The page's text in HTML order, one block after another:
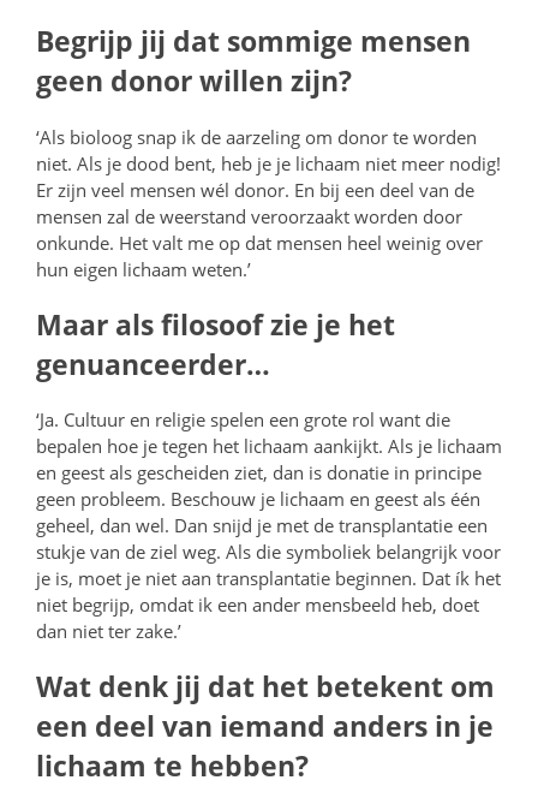
Begrijp jij dat sommige mensen
geen donor willen zijn?
‘Als bioloog snap ik de aarzeling om donor te worden
niet. Als je dood bent, heb je je lichaam niet meer nodig!
Er zijn veel mensen wél donor. En bij een deel van de
mensen zal de weerstand veroorzaakt worden door
onkunde. Het valt me op dat mensen heel weinig over
hun eigen lichaam weten.’
Maar als filosoof zie je het
genuanceerder…
‘Ja. Cultuur en religie spelen een grote rol want die
bepalen hoe je tegen het lichaam aankijkt. Als je lichaam
en geest als gescheiden ziet, dan is donatie in principe
geen probleem. Beschouw je lichaam en geest als één
geheel, dan wel. Dan snijd je met de transplantatie een
stukje van de ziel weg. Als die symboliek belangrijk voor
je is, moet je niet aan transplantatie beginnen. Dat ík het
niet begrijp, omdat ik een ander mensbeeld heb, doet
dan niet ter zake.’
Wat denk jij dat het betekent om
een deel van iemand anders in je
lichaam te hebben?